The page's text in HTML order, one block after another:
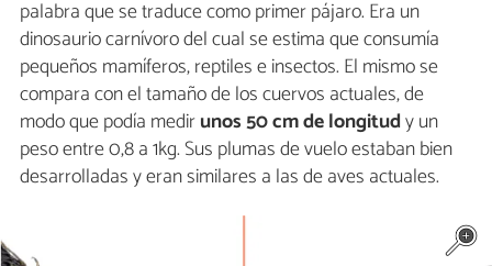
palabra que se traduce como primer pájaro. Era un
dinosaurio carnívoro del cual se estima que consumía
pequeños mamíferos, reptiles e insectos. El mismo se
compara con el tamaño de los cuervos actuales, de
modo que podía medirunos 50 cm de longitudy un
peso entre 0,8 a 1kg. Sus plumas de vuelo estaban bien
desarrolladas y eran similares a las de aves actuales.